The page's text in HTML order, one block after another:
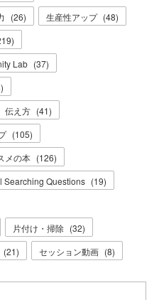
(26) 生産性アップ (48)
)
Lab (37)
)
伝え方 (41)
(105)
メの本 (126)
Searching Questions (19)
片付け・掃除 (32)
(21) セッション動画 (8)